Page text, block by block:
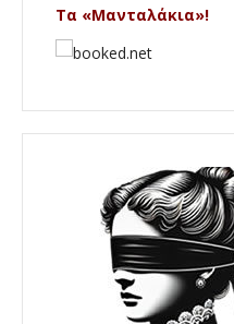
Τα «Μανταλάκια»!